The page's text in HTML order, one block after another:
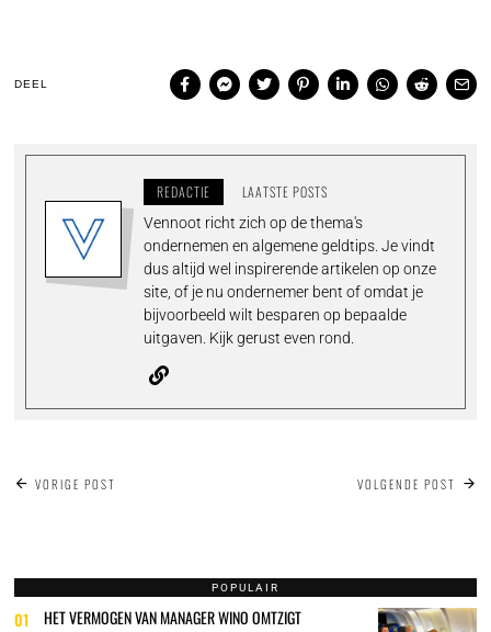
DEEL
REDACTIE LAATSTE POSTS
Vennoot richt zich op de thema's
ondernemen en algemene geldtips. Je vindt
dus altijd wel inspirerende artikelen op onze
site, of je nu ondernemer bent of omdat je
bijvoorbeeld wilt besparen op bepaalde
uitgaven. Kijk gerust even rond.
BERICHT
VORIGE POST VOLGENDE POST
POPULAIR
01 HET VERMOGEN VAN MANAGER WINO OMTZIGT